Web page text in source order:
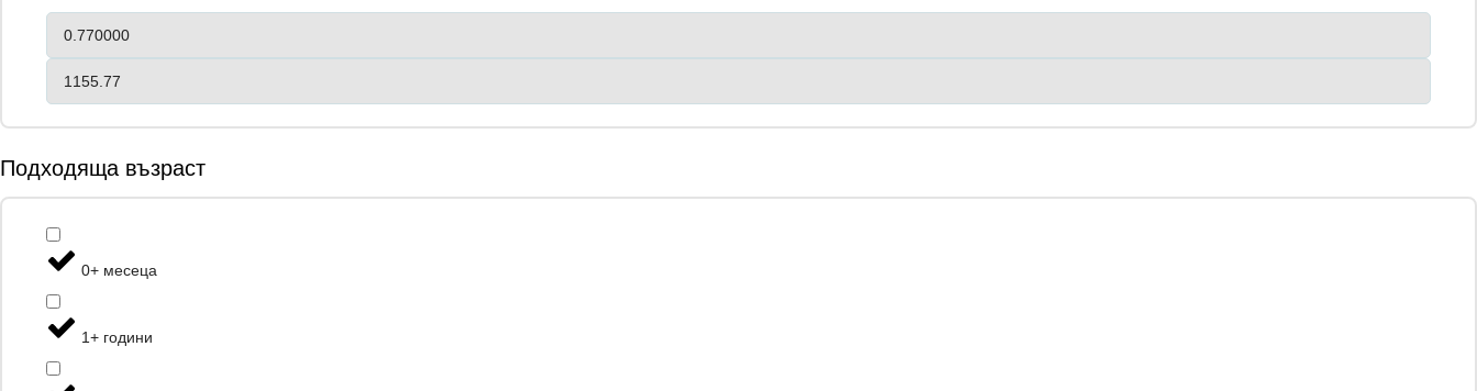
Подходяща възраст
0+ месеца
1+ години